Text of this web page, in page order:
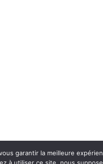
garantir la meilleure